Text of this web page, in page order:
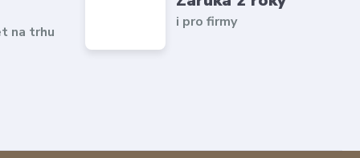
na trhu
i pro firmy